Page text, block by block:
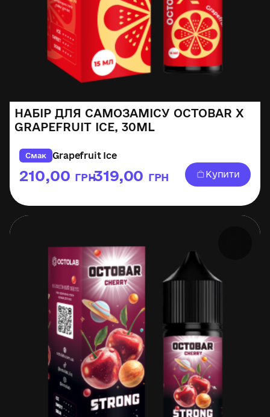
НАБІР ДЛЯ САМОЗАМІСУ OCTOBAR X
GRAPEFRUIT ICE, 30ML
Смак Grapefruit Ice
210,00 ГРН
–319,00 ГРН Купити